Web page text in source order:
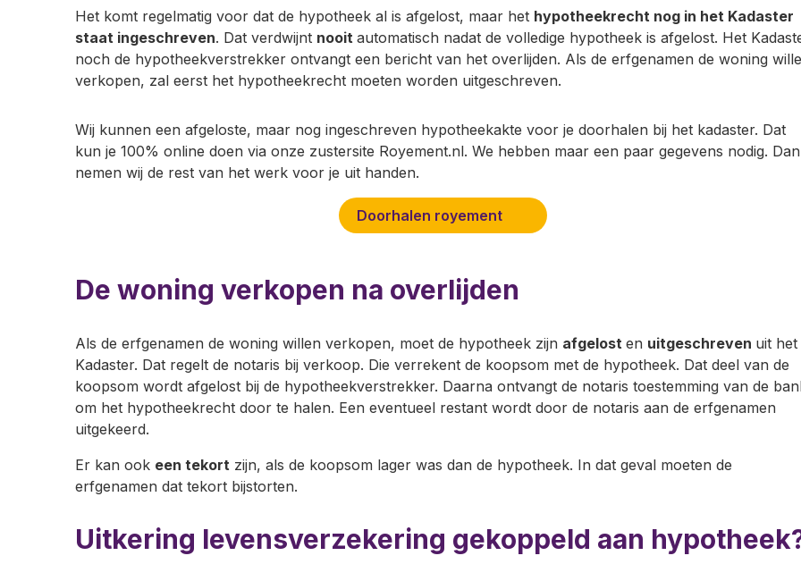
Het komt regelmatig voor dat de hypotheek al is afgelost, maar het hypotheekrecht nog in het Kadaster
staat ingeschreven. Dat verdwijnt nooit automatisch nadat de volledige hypotheek is afgelost. Het
noch de hypotheekverstrekker ontvangt een bericht van het overlijden. Als de erfgenamen de woning
verkopen, zal eerst het hypotheekrecht moeten worden uitgeschreven.
Wij kunnen een afgeloste, maar nog ingeschreven hypotheekakte voor je doorhalen bij het kadaster. Dat
kun je 100% online doen via onze zustersite Royement.nl. We hebben maar een paar gegevens nodig. Dan
nemen wij de rest van het werk voor je uit handen.
Doorhalen royement
De woning verkopen na overlijden
Als de erfgenamen de woning willen verkopen, moet de hypotheek zijn afgelost en uitgeschreven uit het
Kadaster. Dat regelt de notaris bij verkoop. Die verrekent de koopsom met de hypotheek. Dat deel van de
koopsom wordt afgelost bij de hypotheekverstrekker. Daarna ontvangt de notaris toestemming van de
om het hypotheekrecht door te halen. Een eventueel restant wordt door de notaris aan de erfgenamen
uitgekeerd.
Er kan ook een tekort zijn, als de koopsom lager was dan de hypotheek. In dat geval moeten de
erfgenamen dat tekort bijstorten.
Uitkering levensverzekering gekoppeld aan